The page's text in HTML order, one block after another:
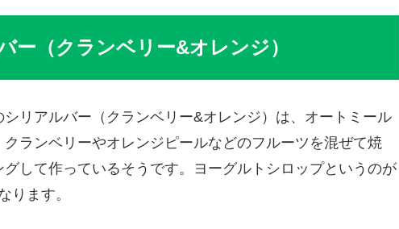
ー（クランベリー&オレンジ）
リアルバー（クランベリー&オレンジ）は、オートミール
ランベリーやオレンジピールなどのフルーツを混ぜて焼
して作っているそうです。ヨーグルトシロップというのが
ります。